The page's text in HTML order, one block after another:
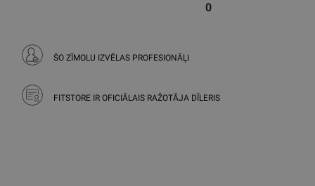
0
ŠO ZĪMOLU IZVĒLAS PROFESIONĀĻI
FITSTORE IR OFICIĀLAIS RAŽOTĀJA DĪLERIS